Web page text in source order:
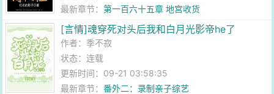
最新章节：第一百六十五章 地宫收货
[言情]魂穿死对头后我和白月光影帝he了
作者： 季不寂
状态：连载
更新时间：09-21 03:58:35
最新章节：番外二：录制亲子综艺